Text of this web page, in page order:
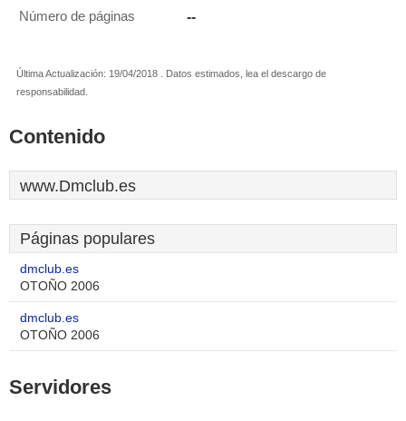
Número de páginas --
Última Actualización: 19/04/2018 . Datos estimados, lea el descargo de
responsabilidad.
Contenido
www.Dmclub.es
Páginas populares
dmclub.es
OTOÑO 2006
dmclub.es
OTOÑO 2006
Servidores